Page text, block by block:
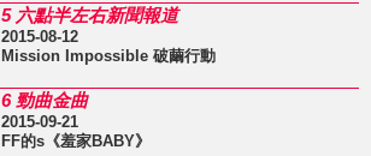
5 六點半左右新聞報道
2015-08-12
Mission Impossible 破繭行動
6 勁曲金曲
2015-09-21
FF的s《羞家BABY》